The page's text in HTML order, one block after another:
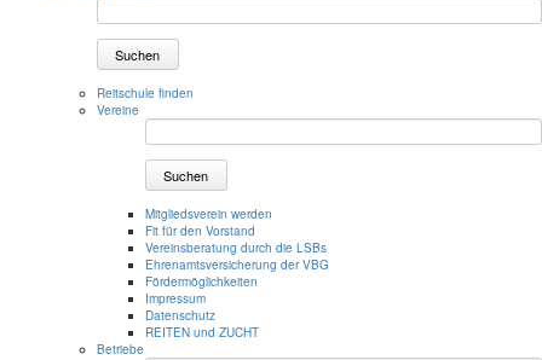
Suchen
Reitschule finden
Vereine
Suchen
Mitgliedsverein werden
Fit für den Vorstand
Vereinsberatung durch die LSBs
Ehrenamtsversicherung der VBG
Fördermöglichkeiten
Impressum
Datenschutz
REITEN und ZUCHT
Betriebe